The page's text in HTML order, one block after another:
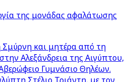
της μονάδας αφαλάτωσης
και μητέρα από τη
Αλεξάνδρεια της Αιγύπτου,
Γυμνάσιο Θηλέων.
Στέλιο Τριάντη, με τον